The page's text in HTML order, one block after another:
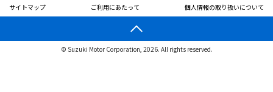
サイトマップ ご利用にあたって 個人情報の取り扱いについて
© Suzuki Motor Corporation, 2026. All rights reserved.